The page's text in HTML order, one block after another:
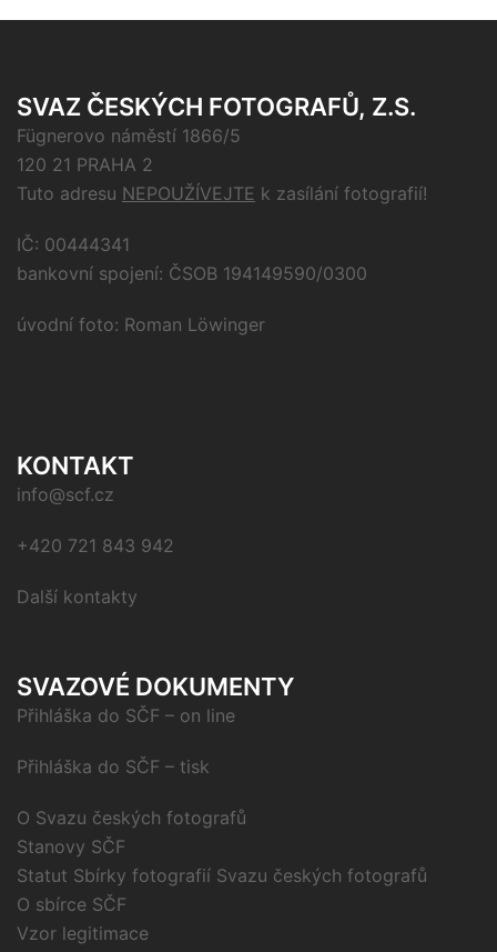
SVAZ ČESKÝCH FOTOGRAFŮ, Z.S.
Fügnerovo náměstí 1866/5
120 21 PRAHA 2
Tuto adresu NEPOUŽÍVEJTE k zasílání fotografií!
IČ: 00444341
bankovní spojení: ČSOB 194149590/0300
úvodní foto: Roman Löwinger
KONTAKT
info@scf.cz
+420 721 843 942
Další kontakty
SVAZOVÉ DOKUMENTY
Přihláška do SČF – on line
Přihláška do SČF – tisk
O Svazu českých fotografů
Stanovy SČF
Statut Sbírky fotografií Svazu českých fotografů
O sbírce SČF
Vzor legitimace